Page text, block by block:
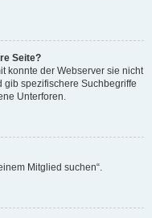
Seite?
konnte der Webserver sie nicht
gib spezifischere Suchbegriffe
Unterforen.
Mitglied suchen“.